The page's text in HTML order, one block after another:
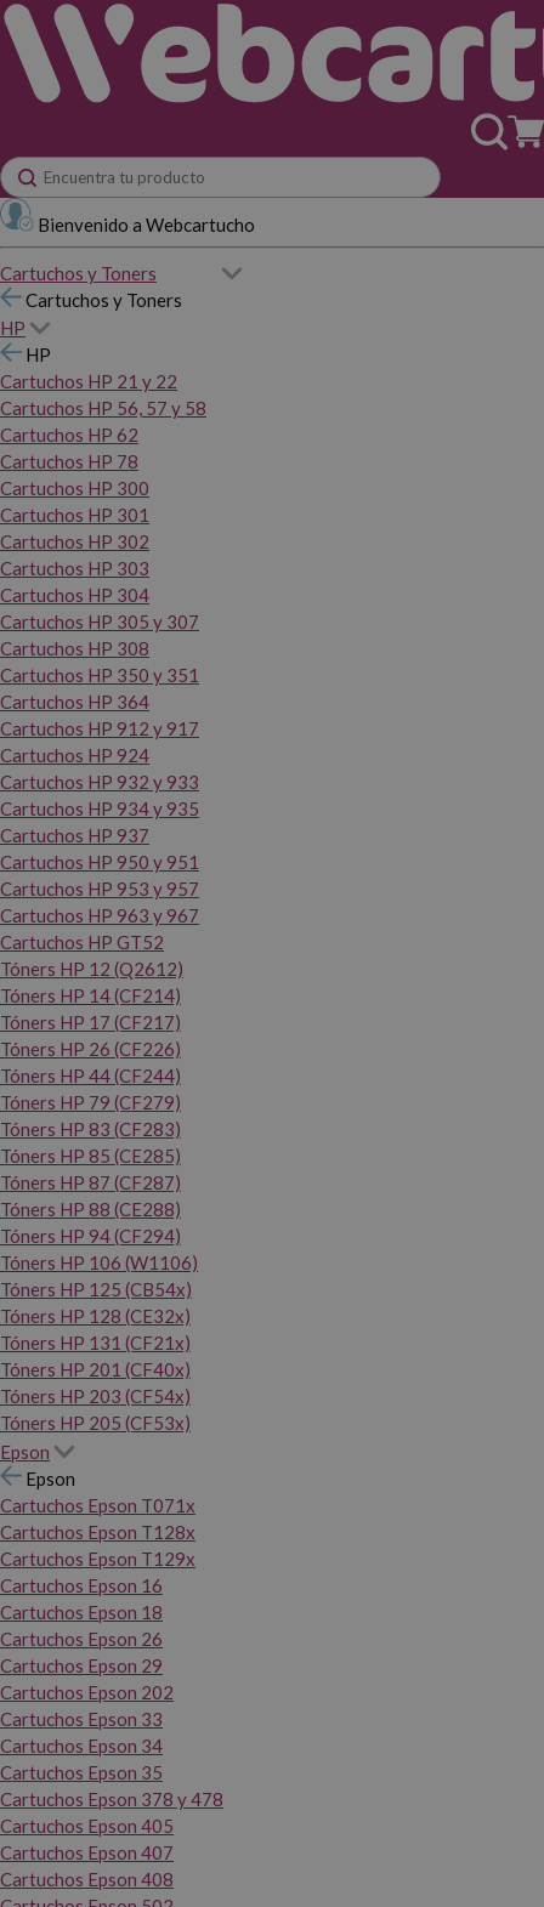
Bienvenido a Webcartucho
Cartuchos y Toners
Cartuchos y Toners
HP
HP
Cartuchos HP 21 y 22
Cartuchos HP 56, 57 y 58
Cartuchos HP 62
Cartuchos HP 78
Cartuchos HP 300
Cartuchos HP 301
Cartuchos HP 302
Cartuchos HP 303
Cartuchos HP 304
Cartuchos HP 305 y 307
Cartuchos HP 308
Cartuchos HP 350 y 351
Cartuchos HP 364
Cartuchos HP 912 y 917
Cartuchos HP 924
Cartuchos HP 932 y 933
Cartuchos HP 934 y 935
Cartuchos HP 937
Cartuchos HP 950 y 951
Cartuchos HP 953 y 957
Cartuchos HP 963 y 967
Cartuchos HP GT52
Tóners HP 12 (Q2612)
Tóners HP 14 (CF214)
Tóners HP 17 (CF217)
Tóners HP 26 (CF226)
Tóners HP 44 (CF244)
Tóners HP 79 (CF279)
Tóners HP 83 (CF283)
Tóners HP 85 (CE285)
Tóners HP 87 (CF287)
Tóners HP 88 (CE288)
Tóners HP 94 (CF294)
Tóners HP 106 (W1106)
Tóners HP 125 (CB54x)
Tóners HP 128 (CE32x)
Tóners HP 131 (CF21x)
Tóners HP 201 (CF40x)
Tóners HP 203 (CF54x)
Tóners HP 205 (CF53x)
Epson
Epson
Cartuchos Epson T071x
Cartuchos Epson T128x
Cartuchos Epson T129x
Cartuchos Epson 16
Cartuchos Epson 18
Cartuchos Epson 26
Cartuchos Epson 29
Cartuchos Epson 202
Cartuchos Epson 33
Cartuchos Epson 34
Cartuchos Epson 35
Cartuchos Epson 378 y 478
Cartuchos Epson 405
Cartuchos Epson 407
Cartuchos Epson 408